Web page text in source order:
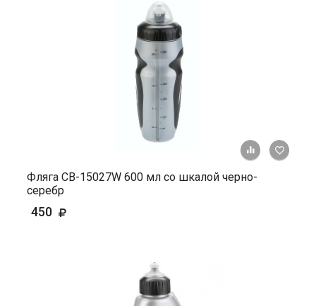
+ К
Фляга СВ-15027W 600 мл со шкалой черно-
серебр
450